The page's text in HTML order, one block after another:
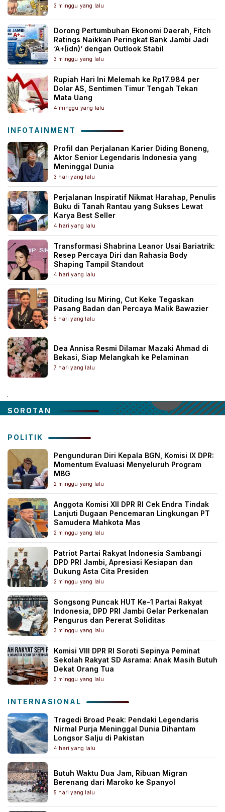
3 minggu yang lalu
Dorong Pertumbuhan Ekonomi Daerah, Fitch
Ratings Naikkan Peringkat Bank Jambi Jadi
‘A+(idn)’ dengan Outlook Stabil
3 minggu yang lalu
Rupiah Hari Ini Melemah ke Rp17.984 per
Dolar AS, Sentimen Timur Tengah Tekan
Mata Uang
4 minggu yang lalu
INFOTAINMENT
Profil dan Perjalanan Karier Diding Boneng,
Aktor Senior Legendaris Indonesia yang
Meninggal Dunia
3 hari yang lalu
Perjalanan Inspiratif Nikmat Harahap, Penulis
Buku di Tanah Rantau yang Sukses Lewat
Karya Best Seller
4 hari yang lalu
Transformasi Shabrina Leanor Usai Bariatrik:
Resep Percaya Diri dan Rahasia Body
Shaping Tampil Standout
4 hari yang lalu
Dituding Isu Miring, Cut Keke Tegaskan
Pasang Badan dan Percaya Malik Bawazier
5 hari yang lalu
Dea Annisa Resmi Dilamar Mazaki Ahmad di
Bekasi, Siap Melangkah ke Pelaminan
7 hari yang lalu
.
SOROTAN
POLITIK
Pengunduran Diri Kepala BGN, Komisi IX DPR:
Momentum Evaluasi Menyeluruh Program
MBG
2 minggu yang lalu
Anggota Komisi XII DPR RI Cek Endra Tindak
Lanjuti Dugaan Pencemaran Lingkungan PT
Samudera Mahkota Mas
2 minggu yang lalu
Patriot Partai Rakyat Indonesia Sambangi
DPD PRI Jambi, Apresiasi Kesiapan dan
Dukung Asta Cita Presiden
2 minggu yang lalu
Songsong Puncak HUT Ke-1 Partai Rakyat
Indonesia, DPD PRI Jambi Gelar Perkenalan
Pengurus dan Pererat Soliditas
3 minggu yang lalu
Komisi VIII DPR RI Soroti Sepinya Peminat
Sekolah Rakyat SD Asrama: Anak Masih Butuh
Dekat Orang Tua
3 minggu yang lalu
INTERNASIONAL
Tragedi Broad Peak: Pendaki Legendaris
Nirmal Purja Meninggal Dunia Dihantam
Longsor Salju di Pakistan
4 hari yang lalu
Butuh Waktu Dua Jam, Ribuan Migran
Berenang dari Maroko ke Spanyol
5 hari yang lalu